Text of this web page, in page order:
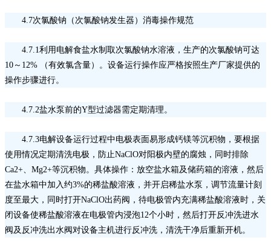
4.7次氯酸钠（次氯酸钠发生器）消毒操作规范
4.7.1利用电解食盐水制取次氯酸钠水溶液，生产的次氯酸钠可达
10～12% （有效氯含量）。设备运行操作应严格按照生产厂家提供的
操作步骤进行。
4.7.2盐水泵前的Y型过滤器需定期清理。
4.7.3电解设备运行过程中电极表面易形成钙镁等沉积物，要根据
使用情况定期清洗电极，防止NaClO对阳极内壁的腐烛，同时排除
Ca2+、Mg2+等沉积物。具体操作：放空盐水箱及储药箱的溶液，然后
在盐水箱中加入约3%的稀盐酸溶液，并开启稀盐水泵，调节流量计刻
度至最大，同时打开NaClO出药阀，待电极管内充满稀盐酸溶液时，关
闭设备使稀盐酸溶液在电极管内浸泡12个小时，然后打开反冲洗进水
阀及反冲洗出水阀对设备主机进行反冲洗，清洗干净后重新开机。